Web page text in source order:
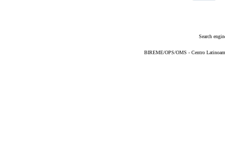
Search
BIREME/OPS/OMS - Centro